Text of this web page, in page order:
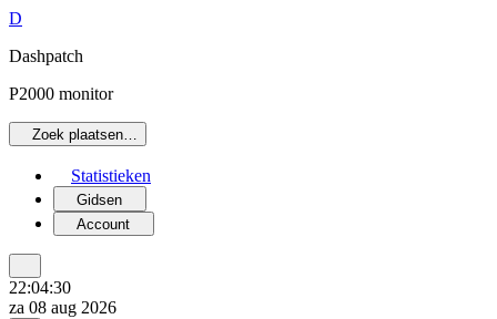
D
Dashpatch
P2000 monitor
Zoek plaatsen…
Statistieken
Gidsen
Account
22:04:30
za 08 aug 2026